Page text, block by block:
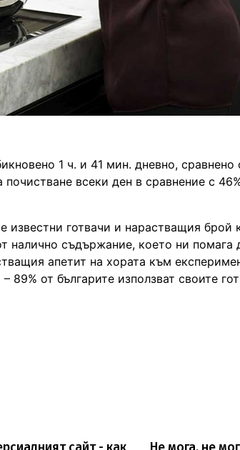
1 ч. и 41 мин. дневно, сравнено
почистване всеки ден в сравнение с
известни готвачи и нарастващия брой
налично съдържание, което ни помага
апетит на хората към
от българите използват своите